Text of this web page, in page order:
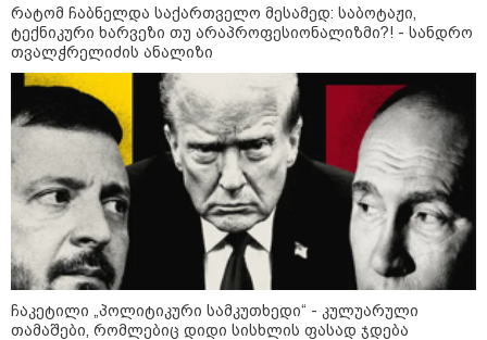
რა უნდა გავაკეთოთ პირველ
რიგში შუქის გამორთვისას: 5
1-დღიანი ტურები თბილისიდან:
სად წავიდეთ დილით და
დავბრუნდეთ საღამოს?
რატომ ჩაბნელდა საქართველო მესამედ: საბოტაჟი,
ტექნიკური ხარვეზი თუ არაპროფესიონალიზმი?! - სანდრო
თვალჭრელიძის ანალიზი
ჩაკეტილი „პოლიტიკური სამკუთხედი“ - კულუარული
თამაშები, რომლებიც დიდი სისხლის ფასად ჯდება